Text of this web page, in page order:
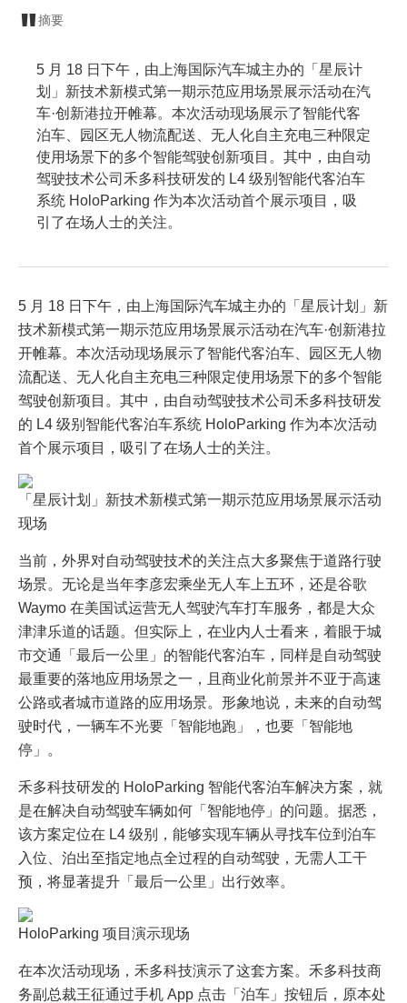
摘要
5 月 18 日下午，由上海国际汽车城主办的「星辰计
划」新技术新模式第一期示范应用场景展示活动在汽
车·创新港拉开帷幕。本次活动现场展示了智能代客
泊车、园区无人物流配送、无人化自主充电三种限定
使用场景下的多个智能驾驶创新项目。其中，由自动
驾驶技术公司禾多科技研发的 L4 级别智能代客泊车
系统 HoloParking 作为本次活动首个展示项目，吸
引了在场人士的关注。
5 月 18 日下午，由上海国际汽车城主办的「星辰计划」新
技术新模式第一期示范应用场景展示活动在汽车·创新港拉
开帷幕。本次活动现场展示了智能代客泊车、园区无人物
流配送、无人化自主充电三种限定使用场景下的多个智能
驾驶创新项目。其中，由自动驾驶技术公司禾多科技研发
的 L4 级别智能代客泊车系统 HoloParking 作为本次活动
首个展示项目，吸引了在场人士的关注。
「星辰计划」新技术新模式第一期示范应用场景展示活动
现场
当前，外界对自动驾驶技术的关注点大多聚焦于道路行驶
场景。无论是当年李彦宏乘坐无人车上五环，还是谷歌
Waymo 在美国试运营无人驾驶汽车打车服务，都是大众
津津乐道的话题。但实际上，在业内人士看来，着眼于城
市交通「最后一公里」的智能代客泊车，同样是自动驾驶
最重要的落地应用场景之一，且商业化前景并不亚于高速
公路或者城市道路的应用场景。形象地说，未来的自动驾
驶时代，一辆车不光要「智能地跑」，也要「智能地
停」。
禾多科技研发的 HoloParking 智能代客泊车解决方案，就
是在解决自动驾驶车辆如何「智能地停」的问题。据悉，
该方案定位在 L4 级别，能够实现车辆从寻找车位到泊车
入位、泊出至指定地点全过程的自动驾驶，无需人工干
预，将显著提升「最后一公里」出行效率。
HoloParking 项目演示现场
在本次活动现场，禾多科技演示了这套方案。禾多科技商
务副总裁王征通过手机 App 点击「泊车」按钮后，原本处